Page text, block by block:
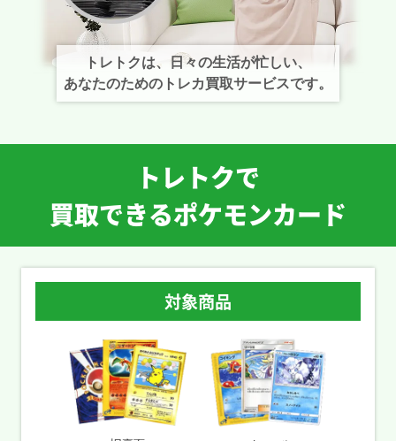
トレトクは、日々の生活が忙しい、
あなたのためのトレカ買取サービスです。
トレトクで
買取できるポケモンカード
対象商品